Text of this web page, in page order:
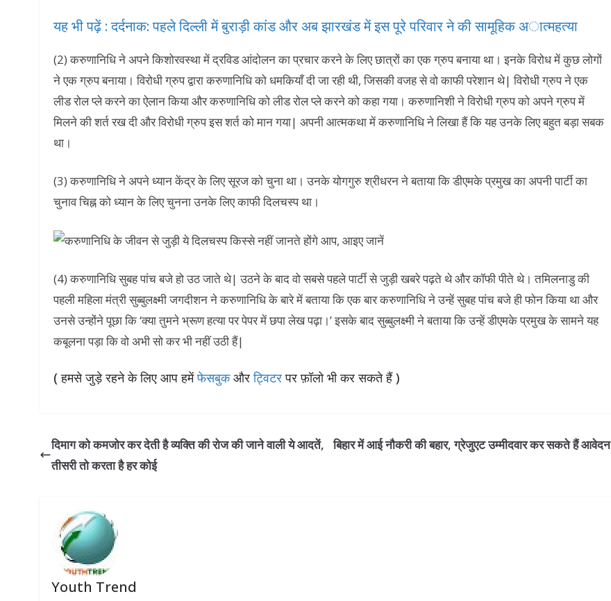
यह भी पढ़ें : दर्दनाक: पहले दिल्ली में बुराड़ी कांड और अब झारखंड में इस पूरे परिवार ने की सामूहिक अात्महत्या
(2) करुणानिधि ने अपने किशोरवस्था में द्रविड आंदोलन का प्रचार करने के लिए छात्रों का एक ग्रुप बनाया था। इनके विरोध में कुछ लोगों
ने एक ग्रुप बनाया। विरोधी ग्रुप द्वारा करुणानिधि को धमकियाँ दी जा रही थी, जिसकी वजह से वो काफी परेशान थे| विरोधी ग्रुप ने एक
लीड रोल प्ले करने का ऐलान किया और करुणानिधि को लीड रोल प्ले करने को कहा गया। करुणानिशी ने विरोधी ग्रुप को अपने ग्रुप में
मिलने की शर्त रख दी और विरोधी ग्रुप इस शर्त को मान गया| अपनी आत्मकथा में करुणानिधि ने लिखा हैं कि यह उनके लिए बहुत बड़ा सबक
था।
(3) करुणानिधि ने अपने ध्यान केंद्र के लिए सूरज को चुना था। उनके योगगुरु श्रीधरन ने बताया कि डीएमके प्रमुख का अपनी पार्टी का
चुनाव चिह्न को ध्यान के लिए चुनना उनके लिए काफी दिलचस्प था।
(4) करुणानिधि सुबह पांच बजे हो उठ जाते थे| उठने के बाद वो सबसे पहले पार्टी से जुड़ी खबरे पढ़ते थे और कॉफी पीते थे। तमिलनाडु की
पहली महिला मंत्री सुब्बुलक्ष्मी जगदीशन ने करुणानिधि के बारे में बताया कि एक बार करुणानिधि ने उन्हें सुबह पांच बजे ही फोन किया था और
उनसे उन्होंने पूछा कि ‘क्या तुमने भ्रूण हत्या पर पेपर में छपा लेख पढ़ा।’ इसके बाद सुब्बुलक्ष्मी ने बताया कि उन्हें डीएमके प्रमुख के सामने यह
कबूलना पड़ा कि वो अभी सो कर भी नहीं उठी हैं|
( हमसे जुड़े रहने के लिए आप हमेंफेसबुकऔरट्विटरपर फ़ॉलो भी कर सकते हैं )
दिमाग को कमजोर कर देती है व्‍यक्ति की रोज की जाने वाली ये आदतें,
तीसरी तो करता है हर कोई
बिहार में आई नौकरी की बहार, ग्रेजुएट उम्मीदवार कर सकते हैं आवेदन
Youth Trend